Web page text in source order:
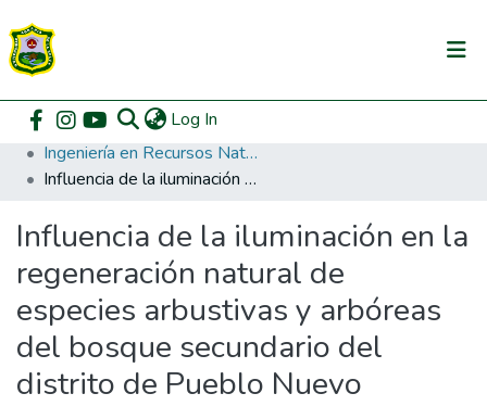
Log In
Communities & Collections
All of DSpace
Home Pregrado
Ingeniería en Recursos Naturales Renovables
Influencia de la iluminación en la regeneración natural de especies arbustivas y arbóreas del bosque secundario del distrito de Pueblo Nuevo
Influencia de la iluminación en la
regeneración natural de
especies arbustivas y arbóreas
del bosque secundario del
distrito de Pueblo Nuevo